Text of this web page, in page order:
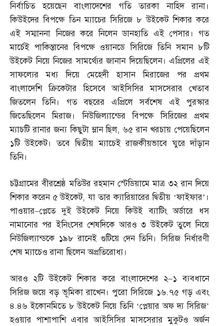
নির্বাচিত হয়েছেন বাংলাদেশের গতি তারকা নাহিদ রানা।
কিউইদের বিপক্ষে তিন ম্যাচের সিরিজে ৮ উইকেট শিকার করে
এই সম্মাননা নিজের করে নিলেন ডানহাতি এই পেসার। গত
মার্চেই পাকিস্তানের বিপক্ষে ওয়ানডে সিরিজে তিনি সমান ৮টি
উইকেট নিয়ে নিজের সামর্থ্যের জানান দিয়েছিলেন। এপ্রিলের এই
সাফল্যের মধ্য দিয়ে মেহেদী হাসান মিরাজের পর প্রথম
বাংলাদেশি ক্রিকেটার হিসেবে আইসিসির মাসসেরার খেতাব
জিতলেন তিনি। গত বছরের এপ্রিলে সর্বশেষ এই পুরস্কার
জিতেছিলেন মিরাজ। নিউজিল্যান্ডের বিপক্ষে সিরিজের প্রথম
ম্যাচটি রানার জন্য কিছুটা ম্লান ছিল,৬৫ রান খরচায় পেয়েছিলেন
১টি উইকেট। তবে দ্বিতীয় ম্যাচেই রাজকীয়ভাবে ঘুরে দাঁড়ান
তিনি।
চট্টগ্রামের বীরশ্রেষ্ঠ মতিউর রহমান স্টেডিয়ামে মাত্র ৩২ রান দিয়ে
শিকার করেন ৫ উইকেট,যা তার ক্যারিয়ারের দ্বিতীয় ‘ফাইফার’।
পাওয়ার–প্লেতে দুই উইকেট নিয়ে কিউই ব্যাটিং অর্ডারে ধস
নামানোর পর ইনিংসের শেষদিকে আরও ৩ উইকেট তুলে নিয়ে
নিউজিল্যান্ডকে ১৯৮ রানেই গুটিয়ে দেন তিনি। সিরিজ নির্ধারণী
শেষ ম্যাচেও রানা ছিলেন অপ্রতিরোধ্য।
আরও ২টি উইকেট শিকার করে বাংলাদেশের ২–১ ব্যবধানে
সিরিজ জয়ে বড় ভূমিকা রাখেন। পুরো সিরিজে ১৬.৭৫ গড় এবং
৪.৪৬ ইকোনমিতে ৮ উইকেট নিয়ে তিনি ‘প্লেয়ার অফ দ্য সিরিজ’
হওয়ার পাশাপাশি এবার আইসিসির মাসসেরার মুকুটও অর্জন